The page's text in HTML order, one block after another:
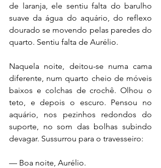
de laranja, ele sentiu falta do barulho
suave da água do aquário, do reflexo
dourado se movendo pelas paredes do
quarto. Sentiu falta de Aurélio.
Naquela noite, deitou-se numa cama
diferente, num quarto cheio de móveis
baixos e colchas de crochê. Olhou o
teto, e depois o escuro. Pensou no
aquário, nos pezinhos redondos do
suporte, no som das bolhas subindo
devagar. Sussurrou para o travesseiro:
— Boa noite, Aurélio.